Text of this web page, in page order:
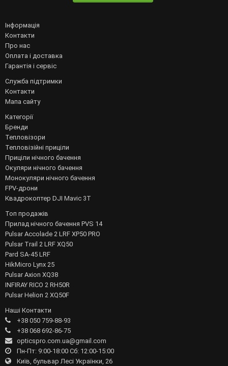
Інформація
Контакти
Про нас
Оплата і доставка
Гарантія і сервіс
Служба підтримки
Контакти
Мапа сайту
Категорії
Бренди
Тепловізори
Тепловізійні приціли
Приціли нічного бачення
Окуляри нічного бачення
Монокуляри нічного бачення
FPV-дрони
Квадрокоптер DJI Mavic 3T
Топ продажів
Прилад нічного бачення PVS 14
Pulsar Accolade 2 LRF XP50 PRO
Pulsar Trail 2 LRF XQ50
Pard SA-45 LRF
HikMicro Lynx 25
Pulsar Axion XQ38
INFIRAY RICO 2 RH50R
Pulsar Helion 2 XQ50F
Наші Контакти
+38 050 759-88-93
+38 068 692-86-75
opticspro.com.ua@gmail.com
Пн-Пт: 9:00-18:00 Сб: 12:00-15:00
Київ, бульвар Лесі Українки, 26